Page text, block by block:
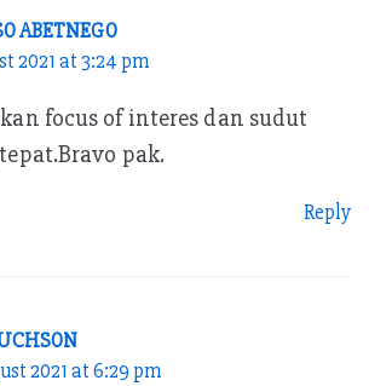
ABETNEGO
2021 at 3:24 pm
focus of interes dan sudut
pak.
Reply
2021 at 6:29 pm